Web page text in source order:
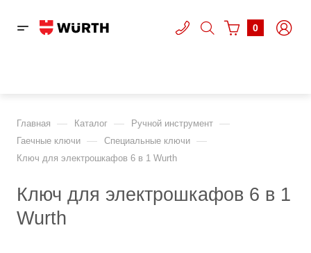
0
Главная — Каталог — Ручной инструмент —
Гаечные ключи — Специальные ключи —
Ключ для электрошкафов 6 в 1 Wurth
Ключ для электрошкафов 6 в 1
Wurth